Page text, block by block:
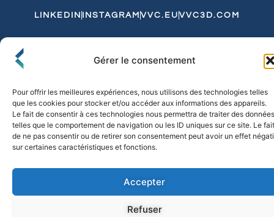
Gérer le consentement
Pour offrir les meilleures expériences, nous utilisons des technologies telles
que les cookies pour stocker et/ou accéder aux informations des appareils.
Le fait de consentir à ces technologies nous permettra de traiter des données
telles que le comportement de navigation ou les ID uniques sur ce site. Le fait
de ne pas consentir ou de retirer son consentement peut avoir un effet
sur certaines caractéristiques et fonctions.
Accepter
Refuser
LINKEDIN INSTAGRAM VVC.EU VVC3D.COM
Politique de Confidentialité et de CookiesExpédition et Livraison
© 2026 FLO & CO. All Rights Reserved